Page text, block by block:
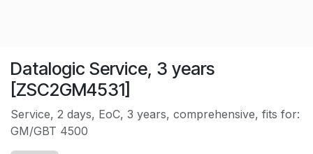
Datalogic Service, 3 years
[ZSC2GM4531]
Service, 2 days, EoC, 3 years, comprehensive, fits for:
GM/GBT 4500